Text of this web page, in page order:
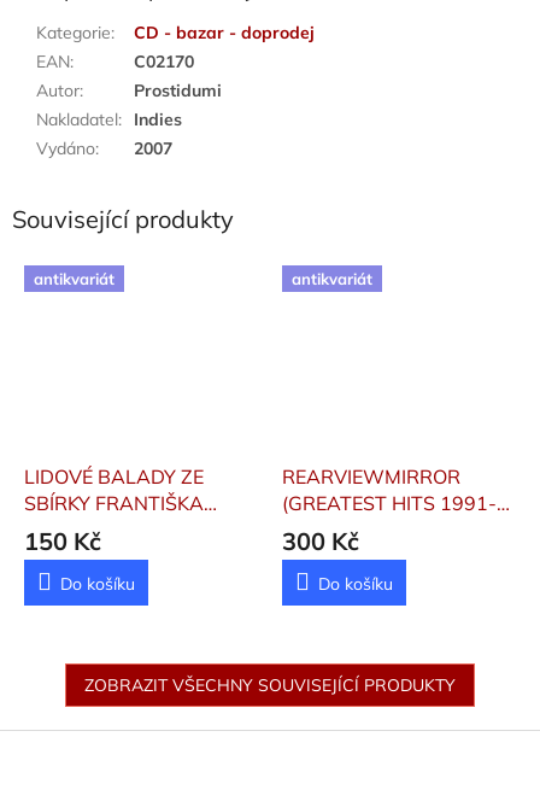
Kategorie:
CD - bazar - doprodej
EAN:
C02170
Autor:
Prostidumi
Nakladatel:
Indies
Vydáno: 2007
Související produkty
antikvariát
LIDOVÉ BALADY ZE
SBÍRKY FRANTIŠKA
SUŠILAHutka Jaroslav,
Hladík Radim
150 Kč
Do košíku
antikvariát
REARVIEWMIRROR
(GREATEST HITS 1991-
2003) 2CD
300 Kč
Do košíku
ZOBRAZIT VŠECHNY SOUVISEJÍCÍ PRODUKTY